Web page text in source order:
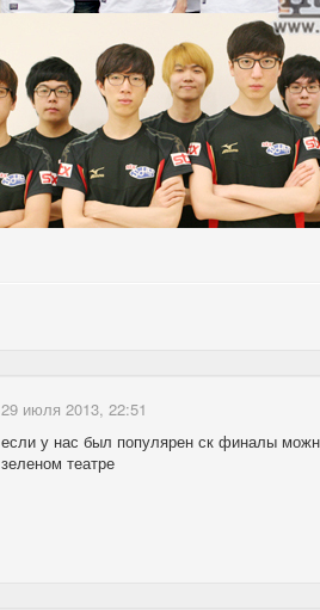
29 июля 2013, 22:51
если у нас был популярен ск финалы
зеленом театре